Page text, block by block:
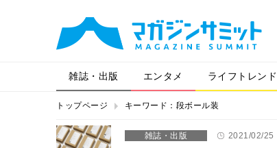
雑誌・出版 エンタメ ライフトレンド
トップページ キーワード：段ボール装
雑誌・出版 2021/02/25